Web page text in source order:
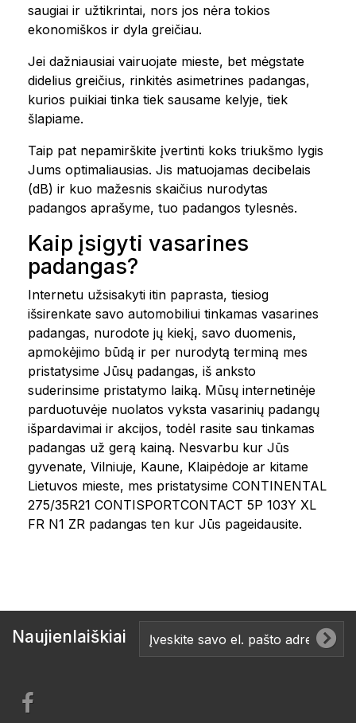
saugiai ir užtikrintai, nors jos nėra tokios
ekonomiškos ir dyla greičiau.
Jei dažniausiai vairuojate mieste, bet mėgstate
didelius greičius, rinkitės asimetrines padangas,
kurios puikiai tinka tiek sausame kelyje, tiek
šlapiame.
Taip pat nepamirškite įvertinti koks triukšmo lygis
Jums optimaliausias. Jis matuojamas decibelais
(dB) ir kuo mažesnis skaičius nurodytas
padangos aprašyme, tuo padangos tylesnės.
Kaip įsigyti vasarines
padangas?
Internetu užsisakyti itin paprasta, tiesiog
išsirenkate savo automobiliui tinkamas vasarines
padangas, nurodote jų kiekį, savo duomenis,
apmokėjimo būdą ir per nurodytą terminą mes
pristatysime Jūsų padangas, iš anksto
suderinsime pristatymo laiką. Mūsų internetinėje
parduotuvėje nuolatos vyksta vasarinių padangų
išpardavimai ir akcijos, todėl rasite sau tinkamas
padangas už gerą kainą. Nesvarbu kur Jūs
gyvenate, Vilniuje, Kaune, Klaipėdoje ar kitame
Lietuvos mieste, mes pristatysime CONTINENTAL
275/35R21 CONTISPORTCONTACT 5P 103Y XL
FR N1 ZR padangas ten kur Jūs pageidausite.
Naujienlaiškiai